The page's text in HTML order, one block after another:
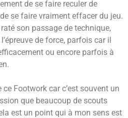
de se faire reculer de
se faire vraiment effacer du jeu.
son passage de technique,
de force, parfois car il
ou encore parfois à
Footwork car c’est souvent un
que beaucoup de scouts
est un point qui à mon sens est